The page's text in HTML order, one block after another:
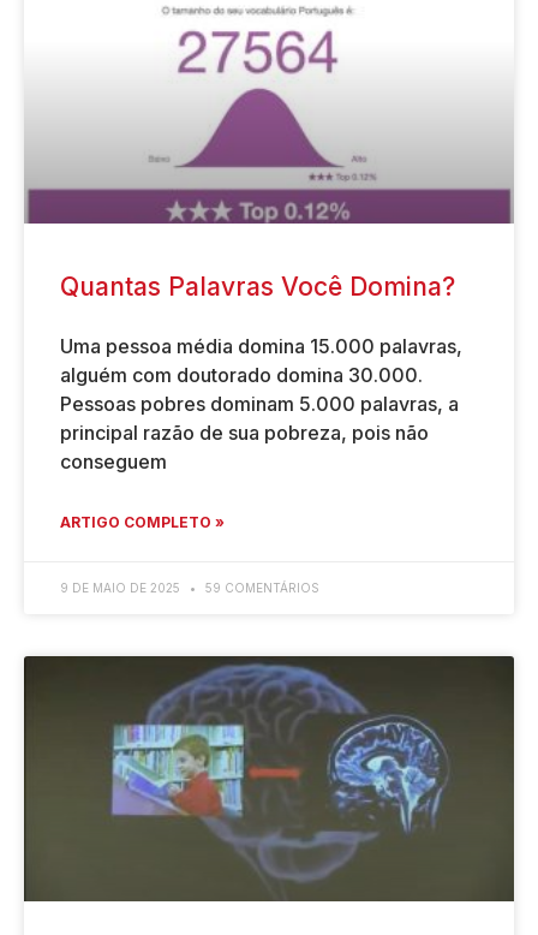
Quantas Palavras Você Domina?
Uma pessoa média domina 15.000 palavras,
alguém com doutorado domina 30.000.
Pessoas pobres dominam 5.000 palavras, a
principal razão de sua pobreza, pois não
conseguem
ARTIGO COMPLETO »
9 DE MAIO DE 2025 59 COMENTÁRIOS